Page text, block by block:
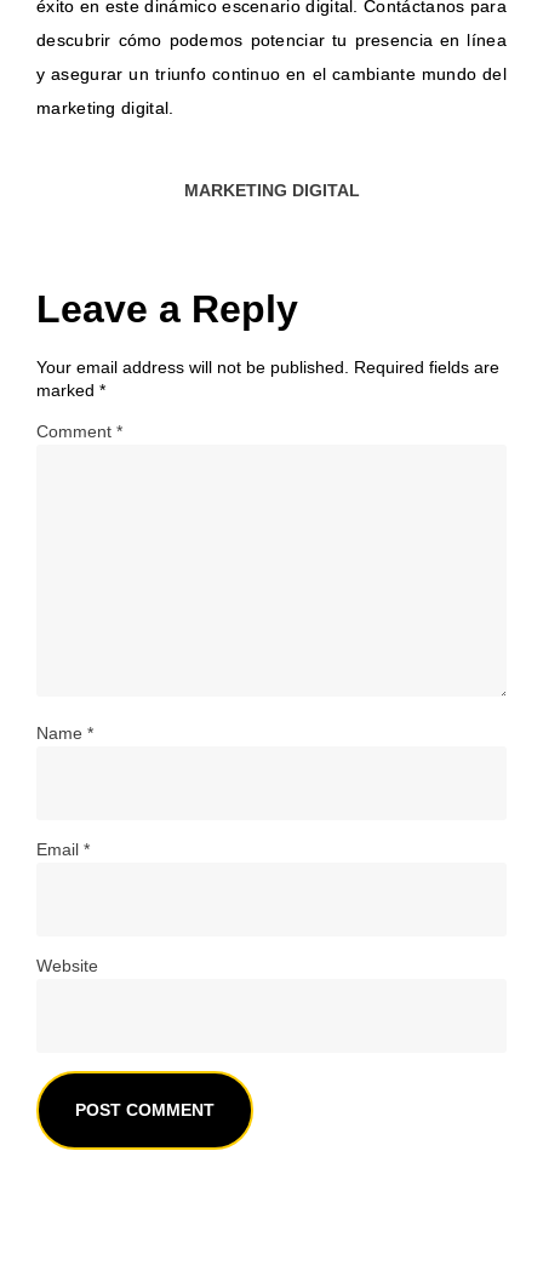
éxito en este dinámico escenario digital. Contáctanos para
descubrir cómo podemos potenciar tu presencia en línea
y asegurar un triunfo continuo en el cambiante mundo del
marketing digital.
MARKETING DIGITAL
Leave a Reply
Your email address will not be published.
Required fields are
marked *
Comment *
Name *
Email *
Website